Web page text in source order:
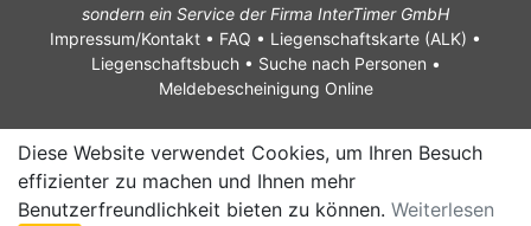
sondern ein Service der Firma InterTimer GmbH
Impressum/Kontakt • FAQ • Liegenschaftskarte (ALK) •
Liegenschaftsbuch• Suche nach Personen •
Meldebescheinigung Online
Diese Website verwendet Cookies, um Ihren Besuch
effizienter zu machen und Ihnen mehr
Benutzerfreundlichkeit bieten zu können. Weiterlesen